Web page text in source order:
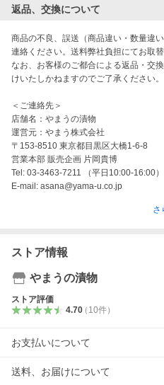
返品、交換について
商品の不良、誤送（商品違い・数量違
連絡ください。送料弊社負担にてお取替
なお、お客様のご都合による返品・交
けいたしかねますのでご了承ください。
＜ご連絡先＞
店舗名：やまうの漬物
運営元：やまう株式会社
〒153-8510 東京都目黒区大橋1-6-8
営業本部 販売企画 片岡貴博
Tel: 03-3463-7211 （平日10:00-16:00）
E-mail: asana@yama-u.co.jp
さ
ストア情報
やまうの漬物
ストア評価
4.70（ 10件）
お支払いについて
送料、お届けについて